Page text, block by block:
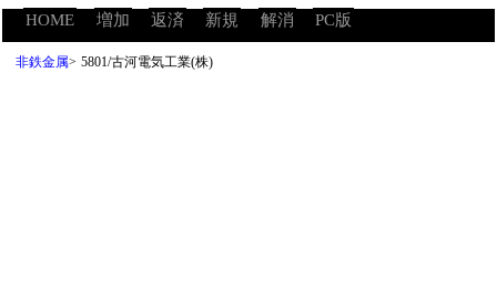
HOME 増加 返済 新規 解消 PC版
非鉄金属> 5801/古河電気工業(株)